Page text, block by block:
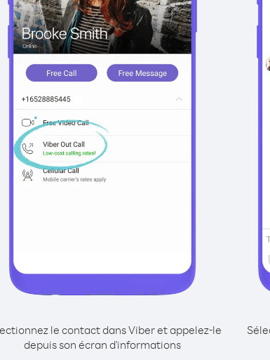
le contact dans Viber et appelez-le
depuis son écran d'informations